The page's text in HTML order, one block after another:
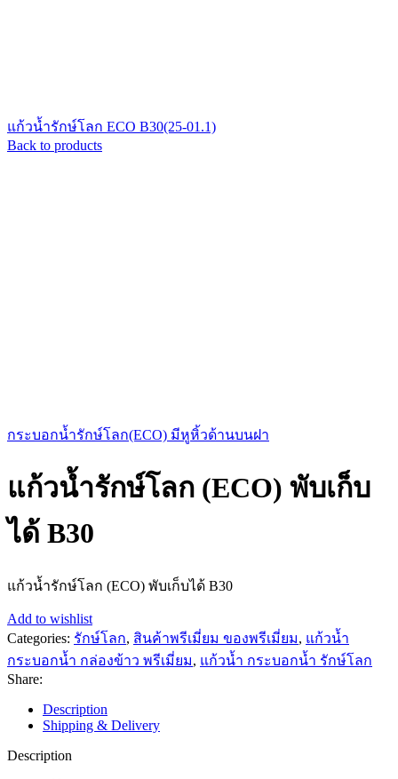
แก้วน้ำรักษ์โลก ECO B30(25-01.1)
Back to products
กระบอกน้ำรักษ์โลก(ECO) มีหูหิ้วด้านบนฝา
แก้วน้ำรักษ์โลก (ECO) พับเก็บ
ได้ B30
แก้วน้ำรักษ์โลก (ECO) พับเก็บได้ B30
Add to wishlist
Categories: รักษ์โลก, สินค้าพรีเมี่ยม ของพรีเมี่ยม, แก้วน้ำ
กระบอกน้ำ กล่องข้าว พรีเมี่ยม, แก้วน้ำ กระบอกน้ำ รักษ์โลก
Share:
Description
Shipping & Delivery
Description